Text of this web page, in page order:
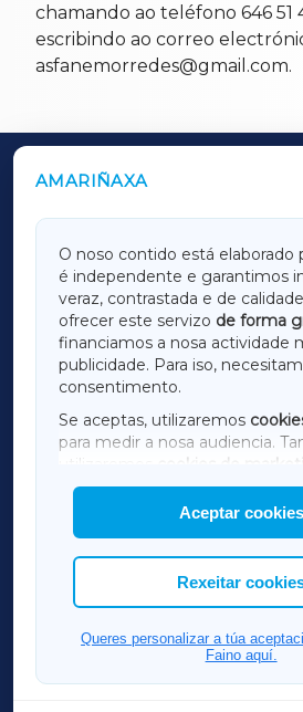
chamando ao teléfono 646 51
escribindo ao correo
asfanemorredes@gmail.com.
AMARIÑAXA
O noso contido está elaborado
é independente e garantimos
veraz, contrastada e de
ofrecer este servizo de forma
financiamos a nosa actividade
publicidade. Para iso,
consentimento.
Se aceptas, utilizaremos
para medir a nosa audiencia.
utilizaremos
cookies de
mostrar publicidade de
Así mesmo, podes personalizar
cookies que desexas permitir.
Aceptar cookies
Rexeitar
Queres personalizar a túa
Faino aquí.
OUTROS PERIÓDICOS
LUGOXA
TERRACHAXA
AMARIÑAXA
ACORUÑAXA
FERROLXA
OURENSEXA